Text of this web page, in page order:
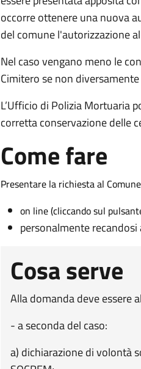
occorre ottenere una nuova
del comune l'autorizzazione
Nel caso vengano meno le
Cimitero se non
L’Ufficio di Polizia Mortuaria
corretta conservazione delle
Come fare
Presentare la richiesta al
on line (cliccando sul
personalmente
Cosa serve
Alla domanda deve essere
- a seconda del caso:
a) dichiarazione di volontà